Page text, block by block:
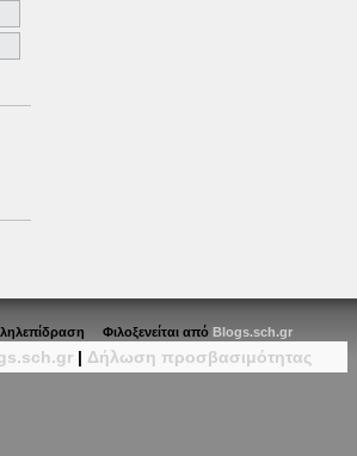
Φιλοξενείται από Blogs.sch.gr
| Δήλωση προσβασιμότητας